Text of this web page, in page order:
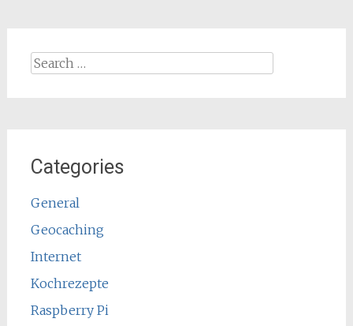
Search
Categories
General
Geocaching
Internet
Kochrezepte
Raspberry Pi